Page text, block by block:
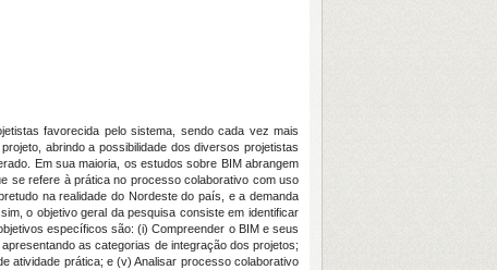
favorecida pelo sistema, sendo cada vez mais
abrindo a possibilidade dos diversos projetistas
Em sua maioria, os estudos sobre BIM abrangem
se refere à prática no processo colaborativo com uso
na realidade do Nordeste do país, e a demanda
o objetivo geral da pesquisa consiste em identificar
específicos são: (i) Compreender o BIM e seus
as categorias de integração dos projetos;
atividade prática; e (v) Analisar processo colaborativo